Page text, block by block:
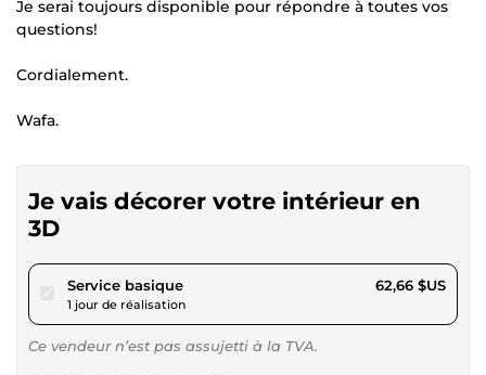
Je serai toujours disponible pour répondre à toutes vos
questions!
Cordialement.
Wafa.
Je vais décorer votre intérieur en
3D
Service basiquepour 57,75 $US
1 jour de réalisation
62,66 $US
Ce vendeur n’est pas assujetti à la TVA.